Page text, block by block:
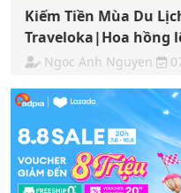
Kiếm Tiền Mùa Du
Traveloka|Hoa hồng
Ngoc Anh Nguyen